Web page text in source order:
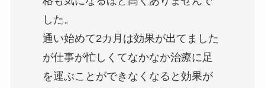
した。
通い始めて2カ月は効果が出てました
が仕事が忙しくてなかなか治療に足
を運ぶことができなくなると効果が